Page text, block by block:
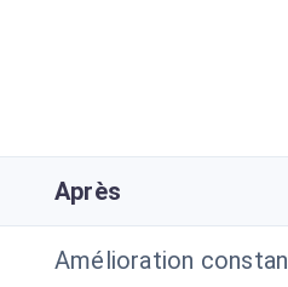
Après
Amélioration